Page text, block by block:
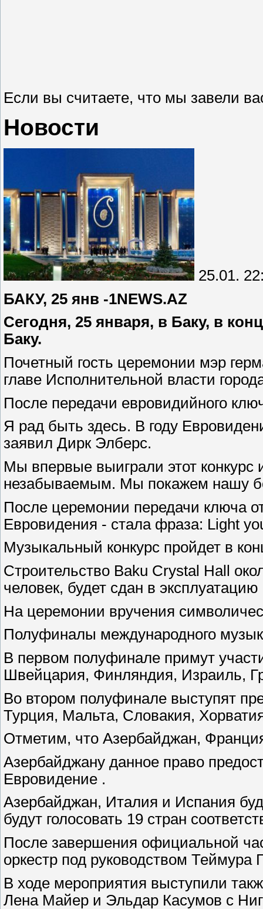
Если вы считаете, что мы завели
Новости
25.01.
БАКУ, 25 янв -1NEWS.AZ
Сегодня, 25 января, в Баку, в
Баку.
Почетный гость церемонии мэр
главе Исполнительной власти
После передачи евровидийного
Я рад быть здесь. В году
заявил Дирк Элберс.
Мы впервые выиграли этот
незабываемым. Мы покажем нашу
После церемонии передачи ключа
Евровидения - стала фраза: Light
Музыкальный конкурс пройдет в
Строительство Baku Crystal Hall
человек, будет сдан в эксплуатацию
На церемонии вручения
Полуфиналы международного
В первом полуфинале примут
Швейцария, Финляндия, Израиль,
Во втором полуфинале выступят
Турция, Мальта, Словакия,
Отметим, что Азербайджан,
Азербайджану данное право
Евровидение .
Азербайджан, Италия и Испания
будут голосовать 19 стран
После завершения официальной
оркестр под руководством
В ходе мероприятия выступили
Лена Майер и Эльдар Касумов с